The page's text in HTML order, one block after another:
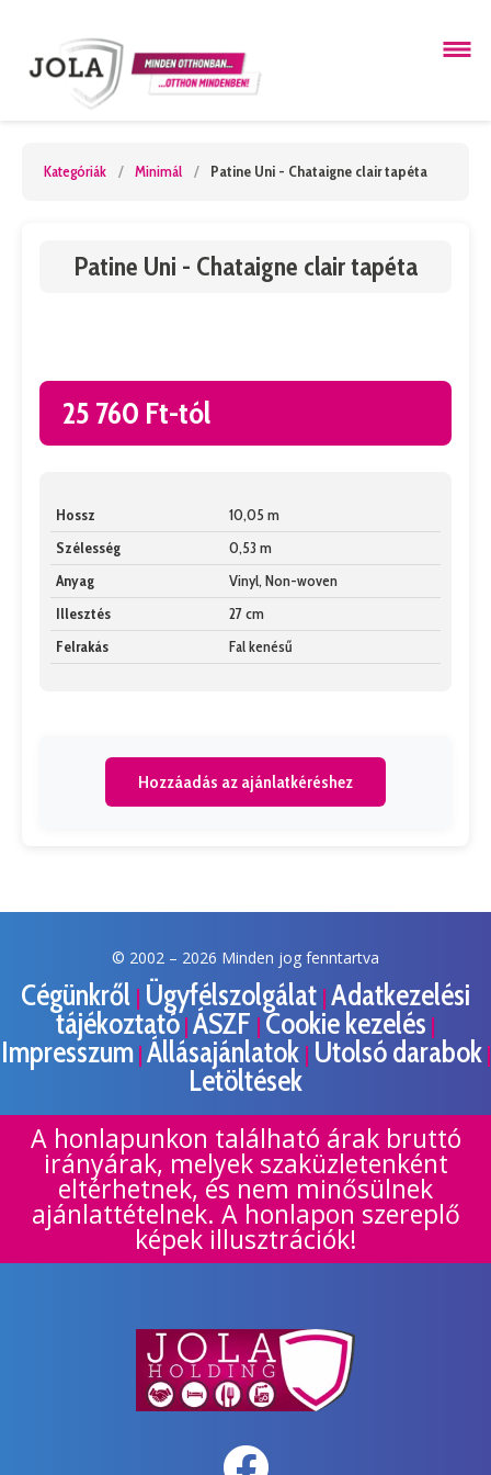
Kategóriák / Minimál / Patine Uni - Chataigne clair tapéta
Patine Uni - Chataigne clair tapéta
25 760 Ft-tól
Hossz
10,05 m
Szélesség
0,53 m
Anyag
Vinyl, Non-woven
Illesztés
27 cm
Felrakás
Fal kenésű
Hozzáadás az ajánlatkéréshez
© 2002 – 2026 Minden jog fenntartva
Cégünkről | Ügyfélszolgálat | Adatkezelési
tájékoztató | ÁSZF | Cookie kezelés |
Impresszum| Állásajánlatok | Utolsó darabok|
Letöltések
A honlapunkon található árak bruttó
irányárak, melyek szaküzletenként
eltérhetnek, és nem minősülnek
ajánlattételnek. A honlapon szereplő
képek illusztrációk!